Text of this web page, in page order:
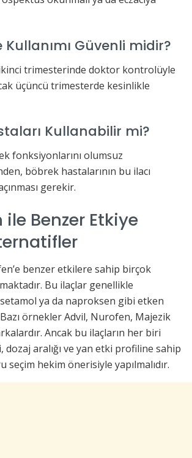
Güvenli midir?
trimesterinde doktor kontrolüyle
üçüncü trimesterde kesinlikle
Kullanabilir mi?
fonksiyonlarını olumsuz
böbrek hastalarının bu ilacı
gerekir.
Benzer Etkiye
benzer etkilere sahip birçok
Bu ilaçlar genellikle
ya da naproksen gibi etken
örnekler Advil, Nurofen, Majezik
Ancak bu ilaçların her biri
dozaj aralığı ve yan etki profiline sahip
seçim hekim önerisiyle yapılmalıdır.